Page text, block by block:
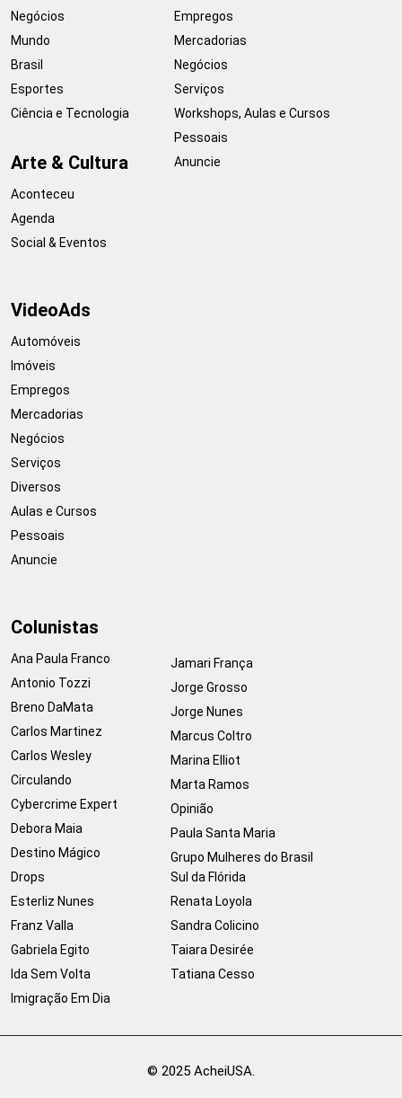
Negócios
Mundo
Brasil
Esportes
Ciência e Tecnologia
Arte & Cultura
Aconteceu
Agenda
Social & Eventos
Empregos
Mercadorias
Negócios
Serviços
Workshops, Aulas e Cursos
Pessoais
Anuncie
VideoAds
Automóveis
Imóveis
Empregos
Mercadorias
Negócios
Serviços
Diversos
Aulas e Cursos
Pessoais
Anuncie
Colunistas
Ana Paula Franco
Antonio Tozzi
Breno DaMata
Carlos Martinez
Carlos Wesley
Circulando
Cybercrime Expert
Debora Maia
Destino Mágico
Drops
Esterliz Nunes
Franz Valla
Gabriela Egito
Ida Sem Volta
Imigração Em Dia
Jamari França
Jorge Grosso
Jorge Nunes
Marcus Coltro
Marina Elliot
Marta Ramos
Opinião
Paula Santa Maria
Grupo Mulheres do Brasil
Sul da Flórida
Renata Loyola
Sandra Colicino
Taiara Desirée
Tatiana Cesso
© 2025 AcheiUSA.